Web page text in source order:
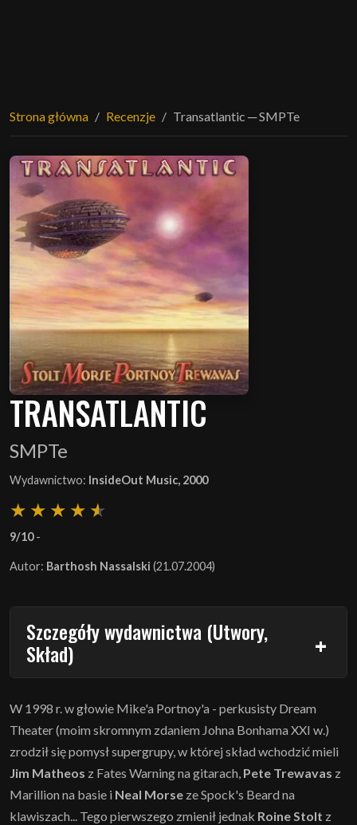
Strona główna Recenzje Transatlantic ─ SMPTe
TRANSATLANTIC
SMPTe
Wydawnictwo: InsideOut Music, 2000
9/10-
Autor: Barthosh Nassalski (21.07.2004)
Szczegóły wydawnictwa (Utwory,
Skład)
W 1998 r. w głowie Mike'a Portnoy'a - perkusisty Dream
Theater (moim skromnym zdaniem Johna Bonhama XXI w.)
zrodził się pomysł supergrupy, w której skład wchodzić mieli
Jim Matheos z Fates Warning na gitarach, Pete Trewavas z
Marillion na basie i Neal Morse ze Spock's Beard na
klawiszach... Tego pierwszego zmienił jednak Roine Stolt z